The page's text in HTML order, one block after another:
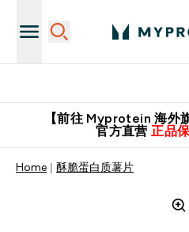
【前往 Myprotein 海外
官方直营 正品
Home 酥脆蛋白质薯片